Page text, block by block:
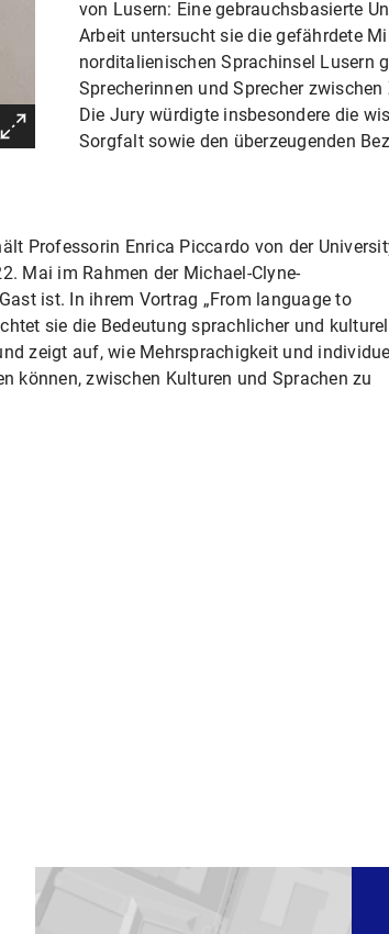
von Lusern: Eine gebrauchsbasierte
Arbeit untersucht sie die gefährdete
norditalienischen Sprachinsel Lusern
Sprecherinnen und Sprecher
Die Jury würdigte insbesondere die
Sorgfalt sowie den überzeugenden
Professorin Enrica Piccardo von der
Mai im Rahmen der Michael-Clyne-
ist. In ihrem Vortrag „From language to
sie die Bedeutung sprachlicher und
zeigt auf, wie Mehrsprachigkeit und
können, zwischen Kulturen und Sprachen zu